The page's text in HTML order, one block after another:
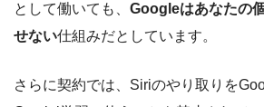
として働いても、 Googleはあなたの
せない仕組みだとしています。
さらに契約では、Siriのやり取りを